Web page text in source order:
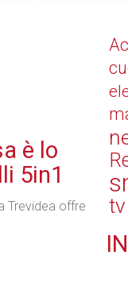
è lo
5in1
Trevidea offre
tv
IN